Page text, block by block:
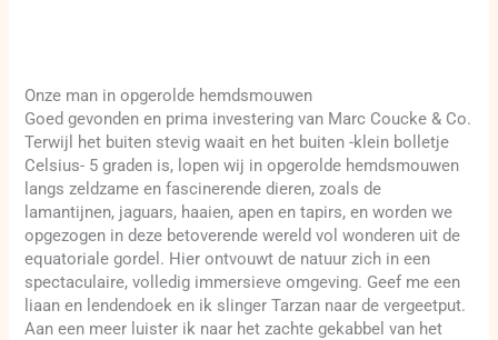
Onze man in opgerolde hemdsmouwen
Goed gevonden en prima investering van Marc Coucke & Co.
Terwijl het buiten stevig waait en het buiten -klein bolletje
Celsius- 5 graden is, lopen wij in opgerolde hemdsmouwen
langs zeldzame en fascinerende dieren, zoals de
lamantijnen, jaguars, haaien, apen en tapirs, en worden we
opgezogen in deze betoverende wereld vol wonderen uit de
equatoriale gordel. Hier ontvouwt de natuur zich in een
spectaculaire, volledig immersieve omgeving. Geef me een
liaan en lendendoek en ik slinger Tarzan naar de vergeetput.
Aan een meer luister ik naar het zachte gekabbel van het